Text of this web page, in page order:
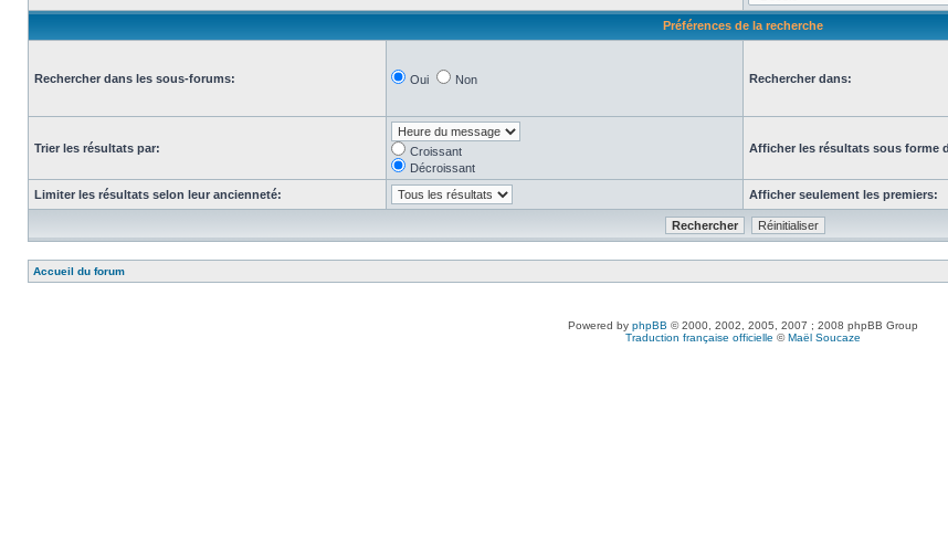
Préférences de la recherche
Rechercher dans les sous-forums: Oui Non Rechercher dans:
Trier les résultats par:
Croissant
Décroissant
Afficher les résultats sous forme
Limiter les résultats selon leur ancienneté: Afficher seulement les premiers:
Accueil du forum
Powered by phpBB © 2000, 2002, 2005, 2007 ; 2008 phpBB Group
Traduction française officielle ©Maël Soucaze